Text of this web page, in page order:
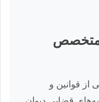
متخصص
قوانین و